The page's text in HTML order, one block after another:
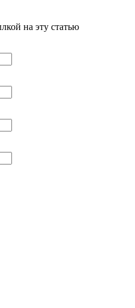
на эту статью